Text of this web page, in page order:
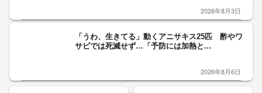
2026年8月3日
「うわ、生きてる」動くアニサキス25匹 酢やワ
サビでは死滅せず…「予防には加熱と...
2026年8月6日